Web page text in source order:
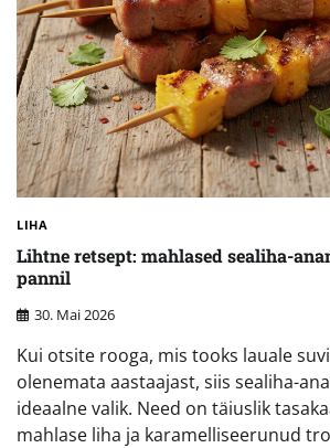
LIHA
Lihtne retsept: mahlased sealiha-
pannil
30. Mai 2026
Kui otsite rooga, mis tooks lauale
olenemata aastaajast, siis sealiha-
ideaalne valik. Need on täiuslik
mahlase liha ja karamelliseerunud